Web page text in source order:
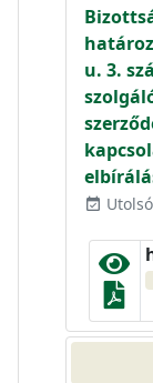
u. 3.
event_available